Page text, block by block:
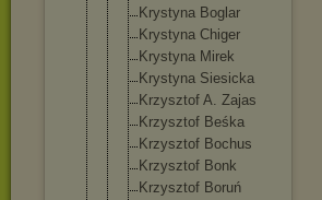
Krystyna Boglar
Krystyna Chiger
Krystyna Mirek
Krystyna Siesicka
Krzysztof A. Zajas
Krzysztof Beśka
Krzysztof Bochus
Krzysztof Bonk
Krzysztof Boruń